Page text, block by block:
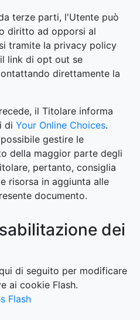
terze parti, l'Utente può
diritto ad opporsi al
tramite la privacy policy
link di opt out se
direttamente la
il Titolare informa
di Your Online Choices.
gestire le
della maggior parte degli
pertanto, consiglia
risorsa in aggiunta alle
documento.
dei
di seguito per modificare
ai cookie Flash.
Flash